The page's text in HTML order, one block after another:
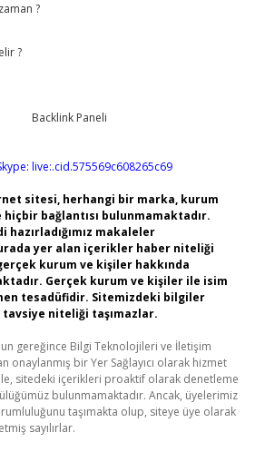
?
?
live:.cid.575569c608265c69
sitesi, herhangi bir marka, kurum
bağlantısı bulunmamaktadır.
hazırladığımız makaleler
yer alan içerikler haber niteliği
kurum ve kişiler hakkında
Gerçek kurum ve kişiler ile isim
tesadüfidir. Sitemizdeki bilgiler
niteliği taşımazlar.
gereğince Bilgi Teknolojileri ve İletişim
onaylanmış bir Yer Sağlayıcı olarak hizmet
sitedeki içerikleri proaktif olarak denetleme
bulunmamaktadır. Ancak, üyelerimiz
taşımakta olup, siteye üye olarak
sayılırlar.